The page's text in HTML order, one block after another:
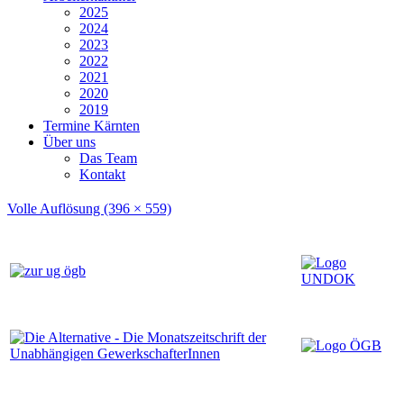
2025
2024
2023
2022
2021
2020
2019
Termine Kärnten
Über uns
Das Team
Kontakt
Volle Auflösung (396 × 559)